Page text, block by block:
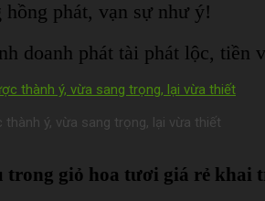
phát, vạn sự như ý!
doanh phát tài phát lộc, tiền
ý, vừa sang trọng, lại vừa thiết
trong giỏ hoa tươi giá rẻ khai